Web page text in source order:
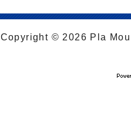
Copyright © 2026 Pla